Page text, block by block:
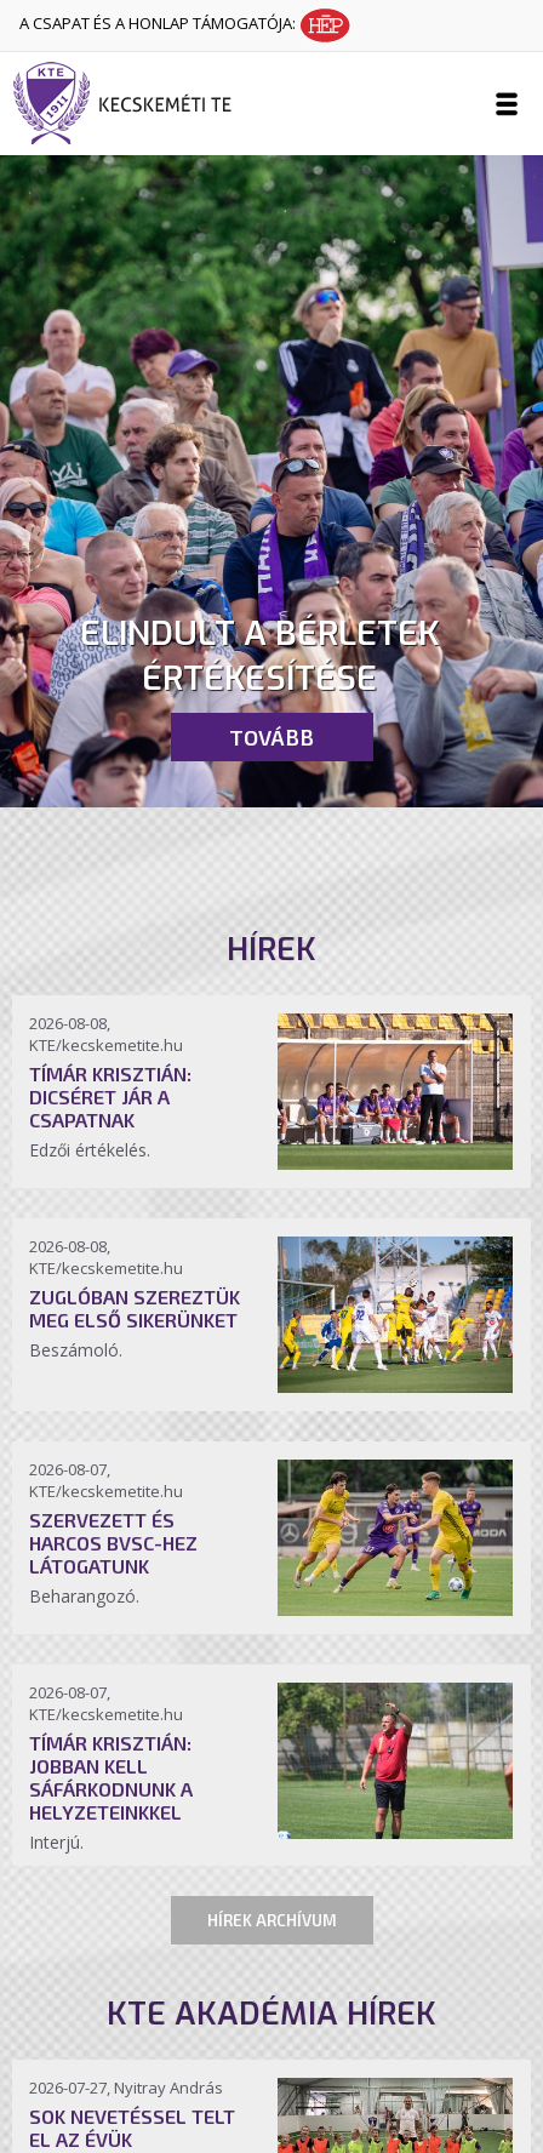
A CSAPAT ÉS A HONLAP TÁMOGATÓJA:
ELINDULT A BÉRLETEK
ÉRTÉKESÍTÉSE
TOVÁBB
HÍREK
2026-08-08,
KTE/kecskemetite.hu
TÍMÁR KRISZTIÁN:
DICSÉRET JÁR A
CSAPATNAK
Edzői értékelés.
2026-08-08,
KTE/kecskemetite.hu
ZUGLÓBAN SZEREZTÜK
MEG ELSŐ SIKERÜNKET
Beszámoló.
2026-08-07,
KTE/kecskemetite.hu
SZERVEZETT ÉS
HARCOS BVSC-HEZ
LÁTOGATUNK
Beharangozó.
2026-08-07,
KTE/kecskemetite.hu
TÍMÁR KRISZTIÁN:
JOBBAN KELL
SÁFÁRKODNUNK A
HELYZETEINKKEL
Interjú.
HÍREK ARCHÍVUM
KTE AKADÉMIA HÍREK
2026-07-27, Nyitray András
SOK NEVETÉSSEL TELT
EL AZ ÉVÜK